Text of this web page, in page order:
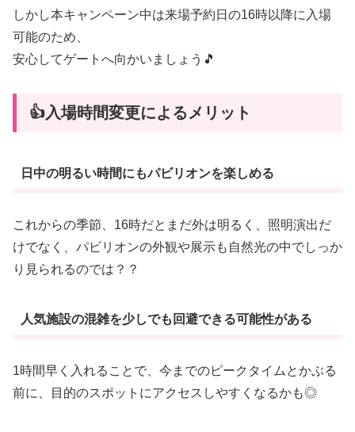
しかし本キャンペーン中は来場予約日の16時以降に入場
可能のため、
安心してゲートへ向かいましょう🎵
👍入場時間変更によるメリット
日中の明るい時間にもパビリオンを楽しめる
これからの季節、16時だとまだ外は明るく、照明演出だ
けでなく、パビリオンの外観や展示も自然光の中でしっか
り見られるのでは？？
人気施設の混雑を少しでも回避できる可能性がある
1時間早く入れることで、今までのピークタイムとかぶる
前に、目的のスポットにアクセスしやすくなるかも◎